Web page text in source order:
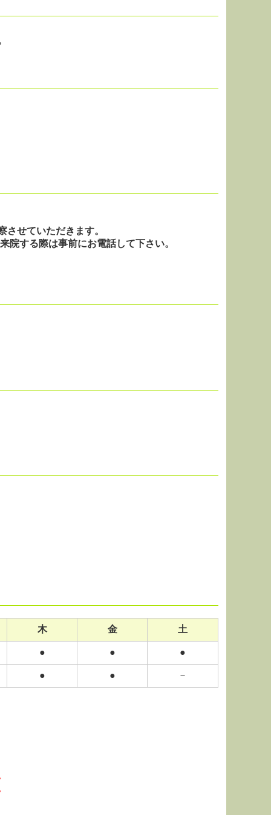
させていただきます。
する際は事前にお電話して下さい。
木 金 土
● ● ●
● ● －